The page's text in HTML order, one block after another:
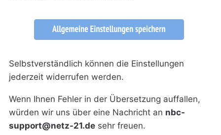
Selbstverständlich können die Einstellungen
jederzeit widerrufen werden.
Wenn Ihnen Fehler in der Übersetzung auffallen,
würden wir uns über eine Nachricht an nbc-
support@netz-21.desehr freuen.